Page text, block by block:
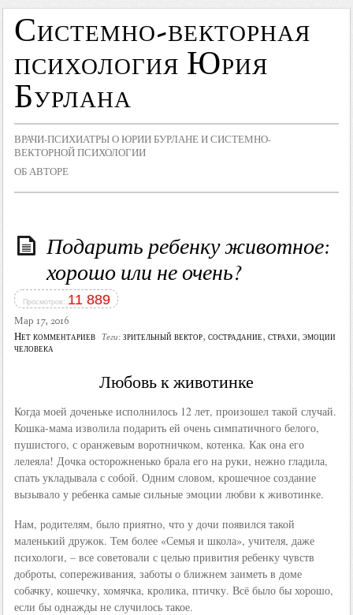
Системно-векторная
психология Юрия
Бурлана
ВРАЧИ-ПСИХИАТРЫ О ЮРИИ БУРЛАНЕ И СИСТЕМНО-
ВЕКТОРНОЙ ПСИХОЛОГИИ
ОБ АВТОРЕ
Подарить ребенку животное:
хорошо или не очень?
Просмотров: 11 889
Мар 17, 2016
Нет комментариев Теги:зрительный вектор, сострадание, страхи, эмоции
человека
Любовь к животинке
Когда моей доченьке исполнилось 12 лет, произошел такой случай.
Кошка-мама изволила подарить ей очень симпатичного белого,
пушистого, с оранжевым воротничком, котенка. Как она его
лелеяла! Дочка осторожненько брала его на руки, нежно гладила,
спать укладывала с собой. Одним словом, крошечное создание
вызывало у ребенка самые сильные эмоции любви к животинке.
Нам, родителям, было приятно, что у дочи появился такой
маленький дружок. Тем более «Семья и школа», учителя, даже
психологи, – все советовали с целью привития ребенку чувств
доброты, сопереживания, заботы о ближнем заиметь в доме
собачку, кошечку, хомячка, кролика, птичку. Всё было бы хорошо,
если бы однажды не случилось такое.